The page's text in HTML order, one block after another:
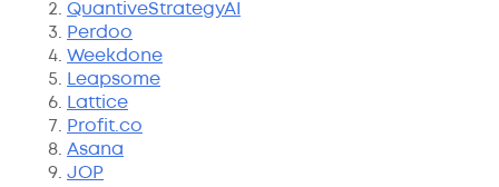
QuantiveStrategyAI
Perdoo
Weekdone
Leapsome
Lattice
Profit.co
Asana
JOP